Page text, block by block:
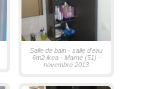
Salle de bain - salle d'eau
6m2 ikea - Marne (51) -
novembre 2013